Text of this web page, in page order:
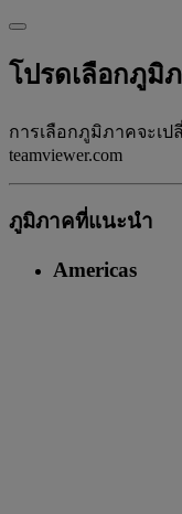
โปรดเลือกภูมิ
การเลือกภูมิภาคจะเ
teamviewer.com
ภูมิภาคที่แนะนํา
Americas